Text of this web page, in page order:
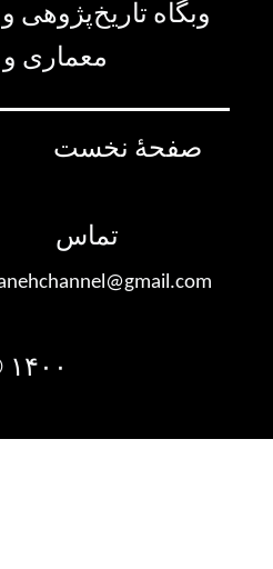
وبگاه تاریخ‌پژوهی
معماری و
صفحۀ نخست
تماس
۱۴۰۰ ©